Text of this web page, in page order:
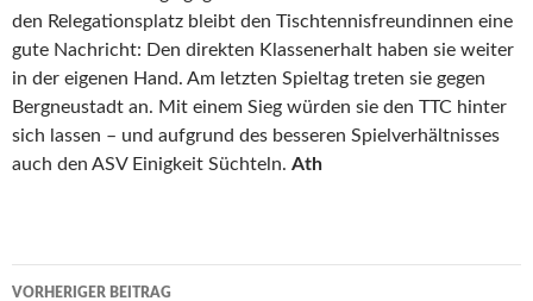
den Relegationsplatz bleibt den Tischtennisfreundinnen eine
gute Nachricht: Den direkten Klassenerhalt haben sie weiter
in der eigenen Hand. Am letzten Spieltag treten sie gegen
Bergneustadt an. Mit einem Sieg würden sie den TTC hinter
sich lassen – und aufgrund des besseren Spielverhältnisses
auch den ASV Einigkeit Süchteln. Ath
Beitrags-
VORHERIGER BEITRAG